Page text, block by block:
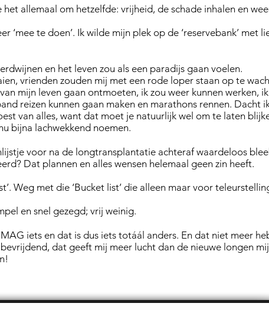
allemaal om hetzelfde: vrijheid, de schade inhalen en
te doen’. Ik wilde mijn plek op de ‘reservebank’ met
en het leven zou als een paradijs gaan voelen.
vrienden zouden mij met een rode loper staan op te
mijn leven gaan ontmoeten, ik zou weer kunnen werken,
reizen kunnen gaan maken en marathons rennen. Dacht
van alles, want dat moet je natuurlijk wel om te laten
bijna lachwekkend noemen.
voor na de longtransplantatie achteraf waardeloos
Dat plannen en alles wensen helemaal geen zin heeft.
Weg met die ‘Bucket list’ die alleen maar voor
en snel gezegd; vrij weinig.
iets en dat is dus iets totáál anders. En dat niet meer
dat geeft mij meer lucht dan de nieuwe longen